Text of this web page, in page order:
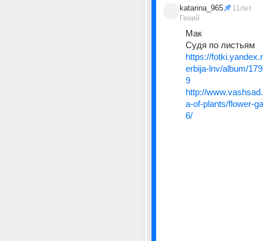
katarina_965
Гений
11лет
Мак
Судя по листьям
https://
erbija-lnv/album/
9
http://
a-of-plants/flower-
6/